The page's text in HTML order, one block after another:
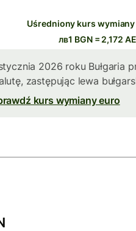
Uśredniony kurs
лв1 BGN = 2,172
2026 roku Bułgaria
zastępując lewa
kurs wymiany euro